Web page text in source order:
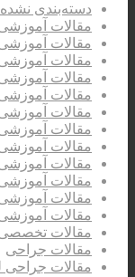
دسته‌بندی نشده
مقالات
مقالات
مقالات
مقالات
مقالات آموزشی
مقالات
مقالات
مقالات
مقالات
مقالات
مقالات
مقالات
مقالات تخصصی
مقالات جراحی
مقالات جراحی